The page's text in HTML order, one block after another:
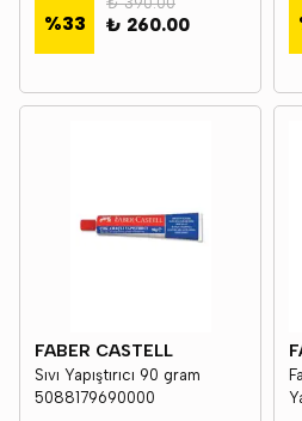
%33 ₺ 260.00
FABER CASTELL
Sıvı Yapıştırıcı 90 gram
5088179690000